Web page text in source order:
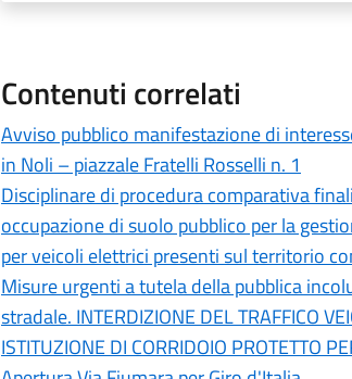
Contenuti correlati
Avviso pubblico manifestazione di
in Noli – piazzale Fratelli Rosselli n. 1
Disciplinare di procedura comparativa
occupazione di suolo pubblico per la
per veicoli elettrici presenti sul territorio
Misure urgenti a tutela della pubblica
stradale. INTERDIZIONE DEL TRAFFICO
ISTITUZIONE DI CORRIDOIO PROTETTO